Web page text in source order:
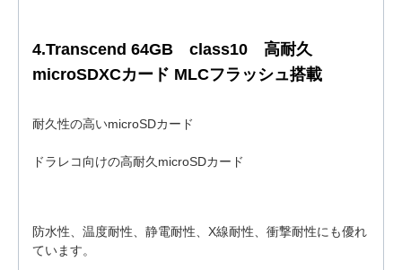
4.Transcend 64GB class10 高耐久
microSDXCカード MLCフラッシュ搭載
耐久性の高いmicroSDカード
ドラレコ向けの高耐久microSDカード
防水性、温度耐性、静電耐性、X線耐性、衝撃耐性にも優れ
ています。